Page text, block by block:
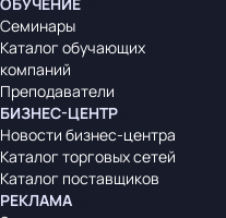
ОБУЧЕНИЕ
Семинары
Каталог обучающих
компаний
Преподаватели
БИЗНЕС-ЦЕНТР
Новости бизнес-центра
Каталог торговых сетей
Каталог поставщиков
РЕКЛАМА